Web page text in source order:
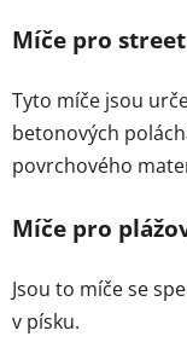
Míče pro
Tyto míče jsou
betonových
povrchového
Míče pro
Jsou to míče se
v písku.